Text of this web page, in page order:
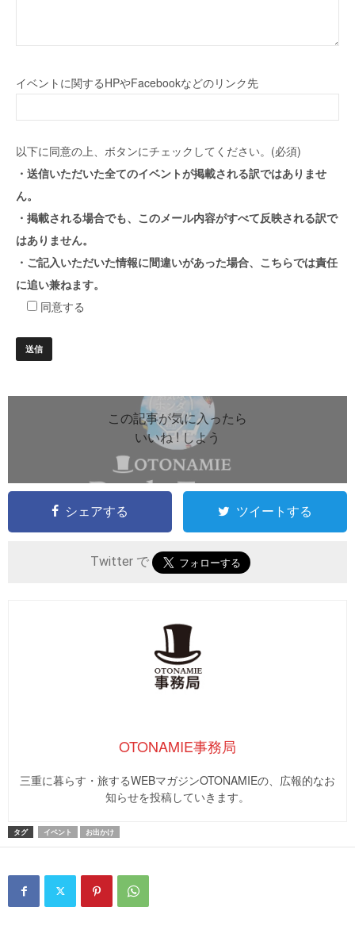
イベントに関するHPやFacebookなどのリンク先
以下に同意の上、ボタンにチェックしてください。(必須)
・送信いただいた全てのイベントが掲載される訳ではありませ
ん。
・掲載される場合でも、このメール内容がすべて反映される訳で
はありません。
・ご記入いただいた情報に間違いがあった場合、こちらでは責任
に追い兼ねます。
同意する
この記事が気に入ったら
いいね ! しよう
シェアする ツイートする
Twitter で
OTONAMIE事務局
三重に暮らす・旅するWEBマガジンOTONAMIEの、広報的なお
知らせを投稿していきます。
タグ イベント お出かけ